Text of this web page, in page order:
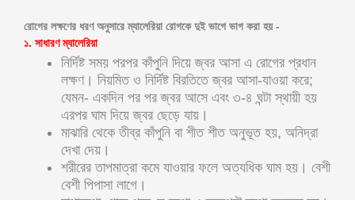
রোগের লক্ষণের ধরণ অনুসারে ম্যালেরিয়া রোগকে দুই ভাগে ভাগ করা হয় -
১. সাধারণ ম্যালেরিয়া
নির্দিষ্ট সময় পরপর কাঁপুনি দিয়ে জ্বর আসা এ রোগের প্রধান
লক্ষণ। নিয়মিত ও নির্দিষ্ট বিরতিতে জ্বর আসা-যাওয়া করে;
যেমন- একদিন পর পর জ্বর আসে এবং ৩-৪ ঘন্টা স্থায়ী হয়
এরপর ঘাম দিয়ে জ্বর ছেড়ে যায়।
মাঝারি থেকে তীব্র কাঁপুনি বা শীত শীত অনুভূত হয়, অনিদ্রা
দেখা দেয়।
শরীরের তাপমাত্রা কমে যাওয়ার ফলে অত্যধিক ঘাম হয়। বেশী
বেশী পিপাসা লাগে।